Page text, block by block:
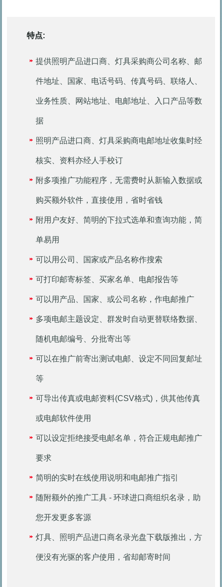
特点:
提供照明产品进口商、灯具采购商公司名称、邮
件地址、国家、电话号码、传真号码、联络人、
业务性质、网站地址、电邮地址、入口产品等数
据
照明产品进口商、灯具采购商电邮地址收集时经
核实、资料亦经人手校订
附多项推广功能程序，无需费时从新输入数据或
购买额外软件，直接使用，省时省钱
附用户友好、简明的下拉式选单和查询功能，简
单易用
可以用公司、国家或产品名称作搜索
可打印邮寄标签、买家名单、电邮报告等
可以用产品、国家、或公司名称，作电邮推广
多项电邮主题设定、群发时自动更替联络数据、
随机电邮编号、分批寄出等
可以在推广前寄出测试电邮、设定不同回复邮址
等
可导出传真或电邮资料(CSV格式)，供其他传真
或电邮软件使用
可以设定拒绝接受电邮名单，符合正规电邮推广
要求
简明的实时在线使用说明和电邮推广指引
随附额外的推广工具 - 环球进口商组织名录，助
您开发更多客源
灯具、照明产品进口商名录光盘下载版推出，方
便没有光驱的客户使用，省却邮寄时间